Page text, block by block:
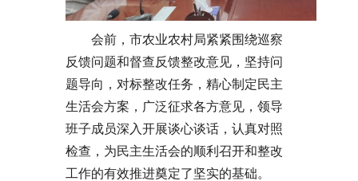
会前，市农业农村局紧紧围绕巡察
反馈问题和督查反馈整改意见，坚持问
题导向，对标整改任务，精心制定民主
生活会方案，广泛征求各方意见，领导
班子成员深入开展谈心谈话，认真对照
检查，为民主生活会的顺利召开和整改
工作的有效推进奠定了坚实的基础。